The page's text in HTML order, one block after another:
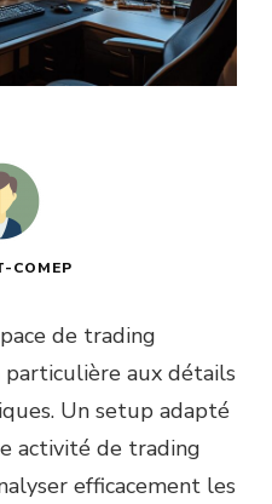
COMEP
de trading
aux détails
Un setup adapté
activité de trading
efficacement les